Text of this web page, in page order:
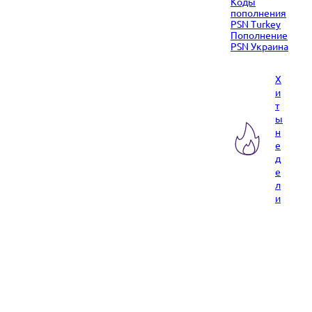
пополнения
PSN Turkey
Пополнение
PSN Украина
Х
и
т
ы
н
е
д
е
л
и